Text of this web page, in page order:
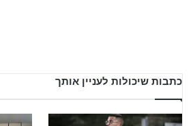
כתבות שיכולות לעניין אותך